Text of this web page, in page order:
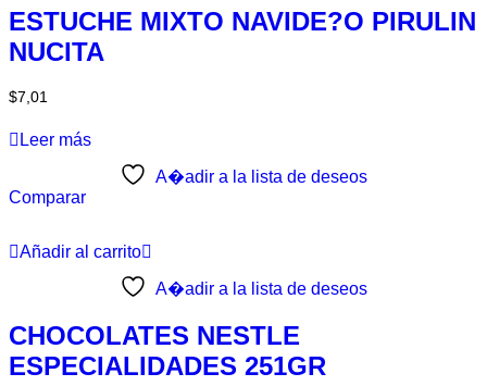
ESTUCHE MIXTO NAVIDE?O PIRULIN
NUCITA
$7,01
Leer más
A�adir a la lista de deseos
Comparar
Añadir al carrito
A�adir a la lista de deseos
CHOCOLATES NESTLE
ESPECIALIDADES 251GR